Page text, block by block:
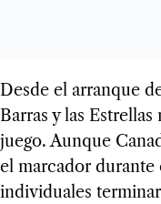
Desde el arranque
Barras y las
juego. Aunque
el marcador durante
individuales